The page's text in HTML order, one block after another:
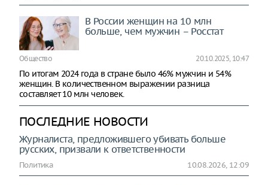
В России женщин на 10 млн
больше, чем мужчин – Росстат
Общество 20.10.2025, 10:47
По итогам 2024 года в стране было 46% мужчин и 54%
женщин. В количественном выражении разница
составляет 10 млн человек.
ПОСЛЕДНИЕ НОВОСТИ
Журналиста, предложившего убивать больше
русских, призвали к ответственности
Политика 10.08.2026, 12:09